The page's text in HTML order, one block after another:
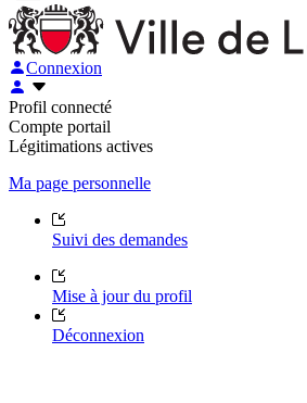
Connexion
Profil connecté
Compte portail
Légitimations actives
Ma page personnelle
Suivi des demandes
Mise à jour du profil
Déconnexion